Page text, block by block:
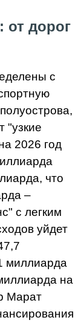
от дорог
с
"узкие
2026 год
что
–
с легким
уйдет
миллиарда
на
Марат